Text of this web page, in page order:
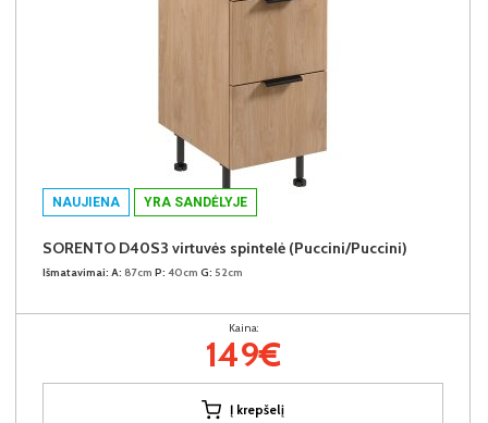
NAUJIENA YRA SANDĖLYJE
SORENTO D40S3 virtuvės spintelė (Puccini/Puccini)
Išmatavimai: A: 87cm P: 40cm G: 52cm
Kaina:
149€
Į krepšelį